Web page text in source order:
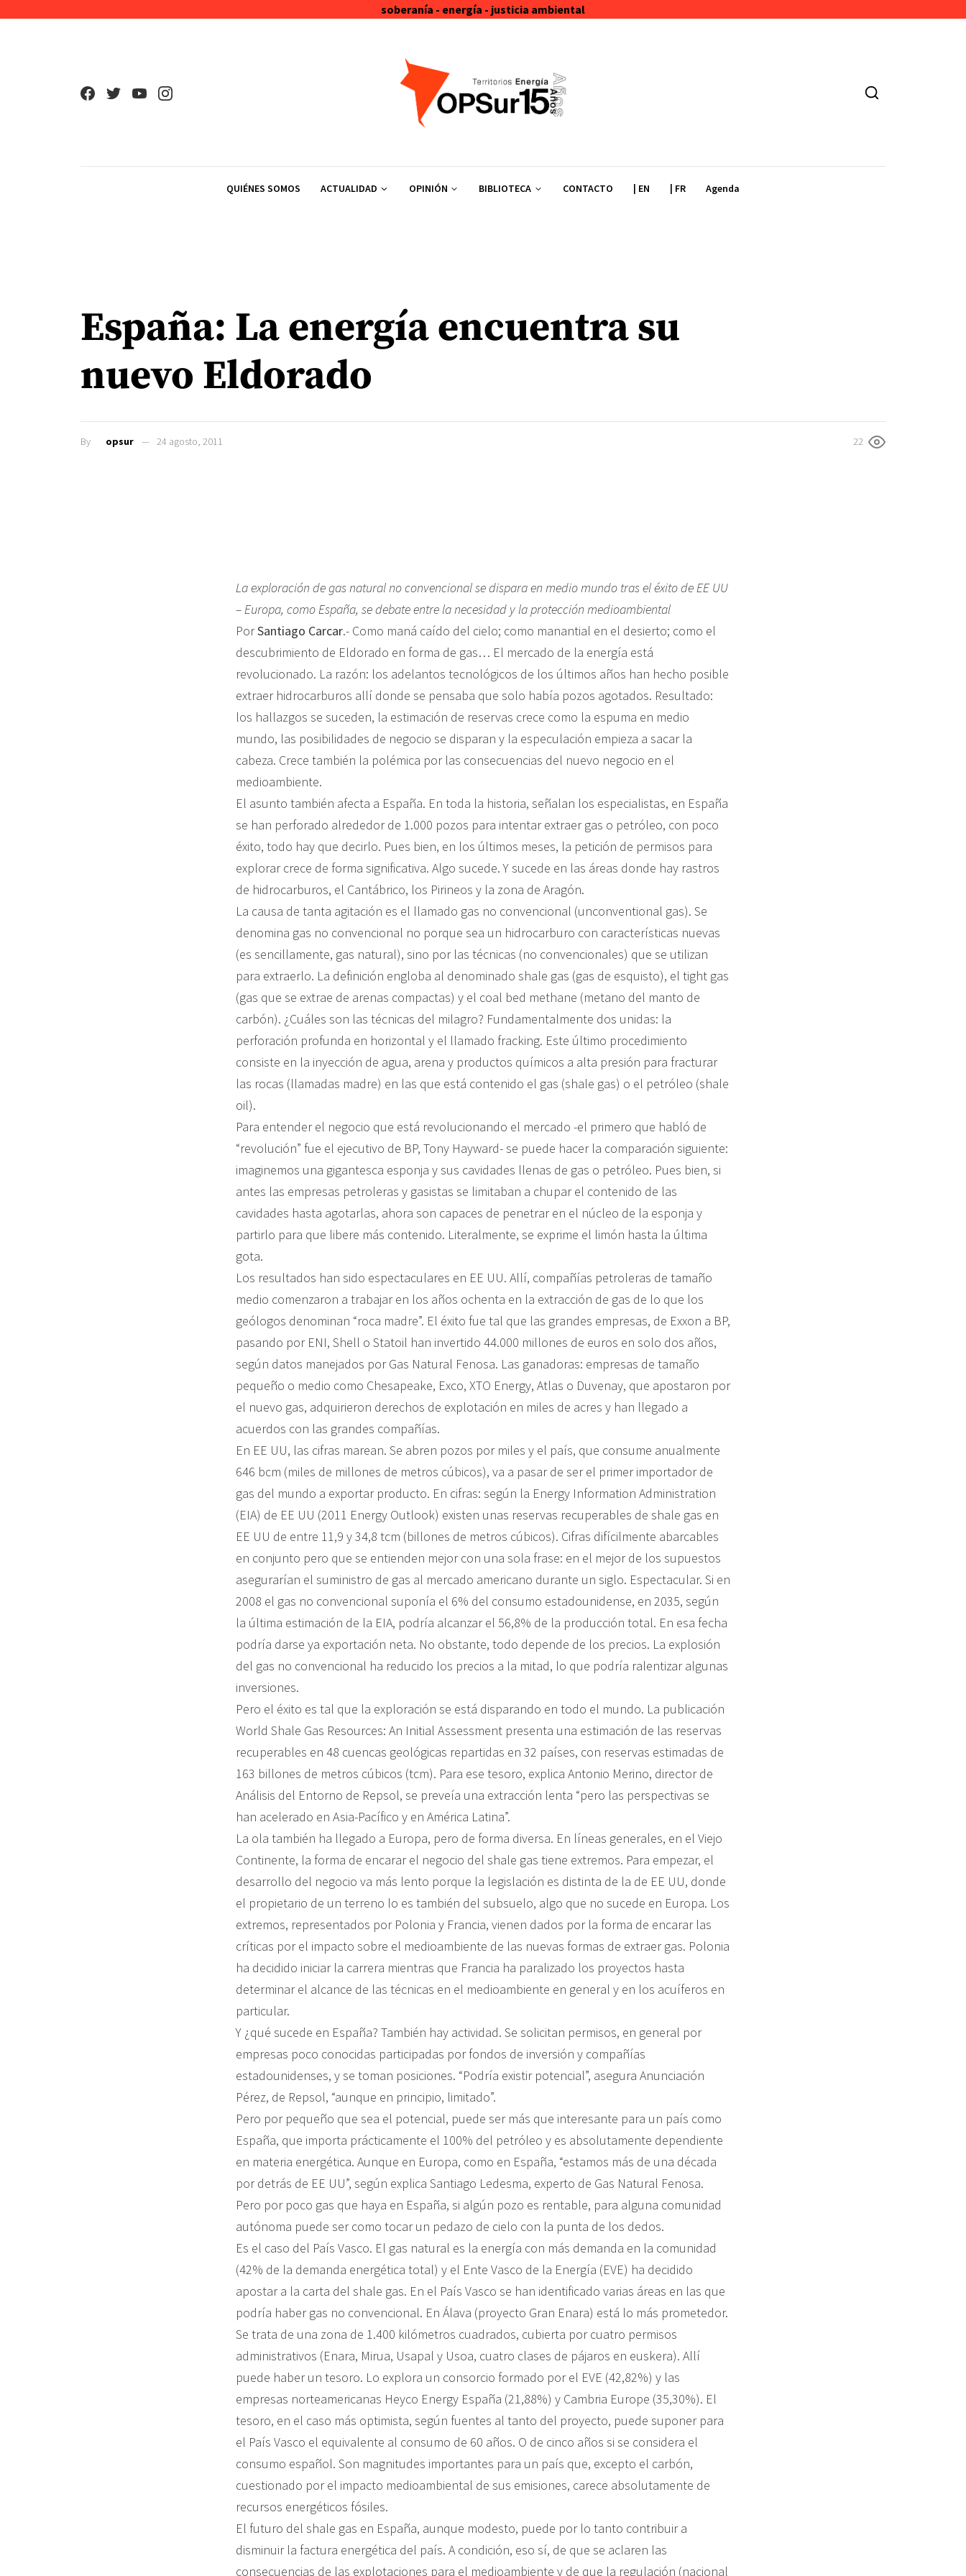
soberanía - energía - justicia ambiental
QUIÉNES SOMOS ACTUALIDAD OPINIÓN BIBLIOTECA CONTACTO | EN | FR Agenda
España: La energía encuentra su
nuevo Eldorado
By opsur 24 agosto, 2011 22
La exploración de gas natural no convencional se dispara en medio mundo tras el éxito de EE UU
– Europa, como España, se debate entre la necesidad y la protección medioambiental
PorSantiago Carcar.- Como maná caído del cielo; como manantial en el desierto; como el
descubrimiento de Eldorado en forma de gas… El mercado de la energía está
revolucionado. La razón: los adelantos tecnológicos de los últimos años han hecho posible
extraer hidrocarburos allí donde se pensaba que solo había pozos agotados. Resultado:
los hallazgos se suceden, la estimación de reservas crece como la espuma en medio
mundo, las posibilidades de negocio se disparan y la especulación empieza a sacar la
cabeza. Crece también la polémica por las consecuencias del nuevo negocio en el
medioambiente.
El asunto también afecta a España. En toda la historia, señalan los especialistas, en España
se han perforado alrededor de 1.000 pozos para intentar extraer gas o petróleo, con poco
éxito, todo hay que decirlo. Pues bien, en los últimos meses, la petición de permisos para
explorar crece de forma significativa. Algo sucede. Y sucede en las áreas donde hay rastros
de hidrocarburos, el Cantábrico, los Pirineos y la zona de Aragón.
La causa de tanta agitación es el llamado gas no convencional (unconventional gas). Se
denomina gas no convencional no porque sea un hidrocarburo con características nuevas
(es sencillamente, gas natural), sino por las técnicas (no convencionales) que se utilizan
para extraerlo. La definición engloba al denominado shale gas (gas de esquisto), el tight gas
(gas que se extrae de arenas compactas) y el coal bed methane (metano del manto de
carbón). ¿Cuáles son las técnicas del milagro? Fundamentalmente dos unidas: la
perforación profunda en horizontal y el llamado fracking. Este último procedimiento
consiste en la inyección de agua, arena y productos químicos a alta presión para fracturar
las rocas (llamadas madre) en las que está contenido el gas (shale gas) o el petróleo (shale
oil).
Para entender el negocio que está revolucionando el mercado -el primero que habló de
“revolución” fue el ejecutivo de BP, Tony Hayward- se puede hacer la comparación siguiente:
imaginemos una gigantesca esponja y sus cavidades llenas de gas o petróleo. Pues bien, si
antes las empresas petroleras y gasistas se limitaban a chupar el contenido de las
cavidades hasta agotarlas, ahora son capaces de penetrar en el núcleo de la esponja y
partirlo para que libere más contenido. Literalmente, se exprime el limón hasta la última
gota.
Los resultados han sido espectaculares en EE UU. Allí, compañías petroleras de tamaño
medio comenzaron a trabajar en los años ochenta en la extracción de gas de lo que los
geólogos denominan “roca madre”. El éxito fue tal que las grandes empresas, de Exxon a BP,
pasando por ENI, Shell o Statoil han invertido 44.000 millones de euros en solo dos años,
según datos manejados por Gas Natural Fenosa. Las ganadoras: empresas de tamaño
pequeño o medio como Chesapeake, Exco, XTO Energy, Atlas o Duvenay, que apostaron por
el nuevo gas, adquirieron derechos de explotación en miles de acres y han llegado a
acuerdos con las grandes compañías.
En EE UU, las cifras marean. Se abren pozos por miles y el país, que consume anualmente
646 bcm (miles de millones de metros cúbicos), va a pasar de ser el primer importador de
gas del mundo a exportar producto. En cifras: según la Energy Information Administration
(EIA) de EE UU (2011 Energy Outlook) existen unas reservas recuperables de shale gas en
EE UU de entre 11,9 y 34,8 tcm (billones de metros cúbicos). Cifras difícilmente abarcables
en conjunto pero que se entienden mejor con una sola frase: en el mejor de los supuestos
asegurarían el suministro de gas al mercado americano durante un siglo. Espectacular. Si en
2008 el gas no convencional suponía el 6% del consumo estadounidense, en 2035, según
la última estimación de la EIA, podría alcanzar el 56,8% de la producción total. En esa fecha
podría darse ya exportación neta. No obstante, todo depende de los precios. La explosión
del gas no convencional ha reducido los precios a la mitad, lo que podría ralentizar algunas
inversiones.
Pero el éxito es tal que la exploración se está disparando en todo el mundo. La publicación
World Shale Gas Resources: An Initial Assessment presenta una estimación de las reservas
recuperables en 48 cuencas geológicas repartidas en 32 países, con reservas estimadas de
163 billones de metros cúbicos (tcm). Para ese tesoro, explica Antonio Merino, director de
Análisis del Entorno de Repsol, se preveía una extracción lenta “pero las perspectivas se
han acelerado en Asia-Pacífico y en América Latina”.
La ola también ha llegado a Europa, pero de forma diversa. En líneas generales, en el Viejo
Continente, la forma de encarar el negocio del shale gas tiene extremos. Para empezar, el
desarrollo del negocio va más lento porque la legislación es distinta de la de EE UU, donde
el propietario de un terreno lo es también del subsuelo, algo que no sucede en Europa. Los
extremos, representados por Polonia y Francia, vienen dados por la forma de encarar las
críticas por el impacto sobre el medioambiente de las nuevas formas de extraer gas. Polonia
ha decidido iniciar la carrera mientras que Francia ha paralizado los proyectos hasta
determinar el alcance de las técnicas en el medioambiente en general y en los acuíferos en
particular.
Y ¿qué sucede en España? También hay actividad. Se solicitan permisos, en general por
empresas poco conocidas participadas por fondos de inversión y compañías
estadounidenses, y se toman posiciones. “Podría existir potencial”, asegura Anunciación
Pérez, de Repsol, “aunque en principio, limitado”.
Pero por pequeño que sea el potencial, puede ser más que interesante para un país como
España, que importa prácticamente el 100% del petróleo y es absolutamente dependiente
en materia energética. Aunque en Europa, como en España, “estamos más de una década
por detrás de EE UU”, según explica Santiago Ledesma, experto de Gas Natural Fenosa.
Pero por poco gas que haya en España, si algún pozo es rentable, para alguna comunidad
autónoma puede ser como tocar un pedazo de cielo con la punta de los dedos.
Es el caso del País Vasco. El gas natural es la energía con más demanda en la comunidad
(42% de la demanda energética total) y el Ente Vasco de la Energía (EVE) ha decidido
apostar a la carta del shale gas. En el País Vasco se han identificado varias áreas en las que
podría haber gas no convencional. En Álava (proyecto Gran Enara) está lo más prometedor.
Se trata de una zona de 1.400 kilómetros cuadrados, cubierta por cuatro permisos
administrativos (Enara, Mirua, Usapal y Usoa, cuatro clases de pájaros en euskera). Allí
puede haber un tesoro. Lo explora un consorcio formado por el EVE (42,82%) y las
empresas norteamericanas Heyco Energy España (21,88%) y Cambria Europe (35,30%). El
tesoro, en el caso más optimista, según fuentes al tanto del proyecto, puede suponer para
el País Vasco el equivalente al consumo de 60 años. O de cinco años si se considera el
consumo español. Son magnitudes importantes para un país que, excepto el carbón,
cuestionado por el impacto medioambiental de sus emisiones, carece absolutamente de
recursos energéticos fósiles.
El futuro del shale gas en España, aunque modesto, puede por lo tanto contribuir a
disminuir la factura energética del país. A condición, eso sí, de que se aclaren las
consecuencias de las explotaciones para el medioambiente y de que la regulación (nacional